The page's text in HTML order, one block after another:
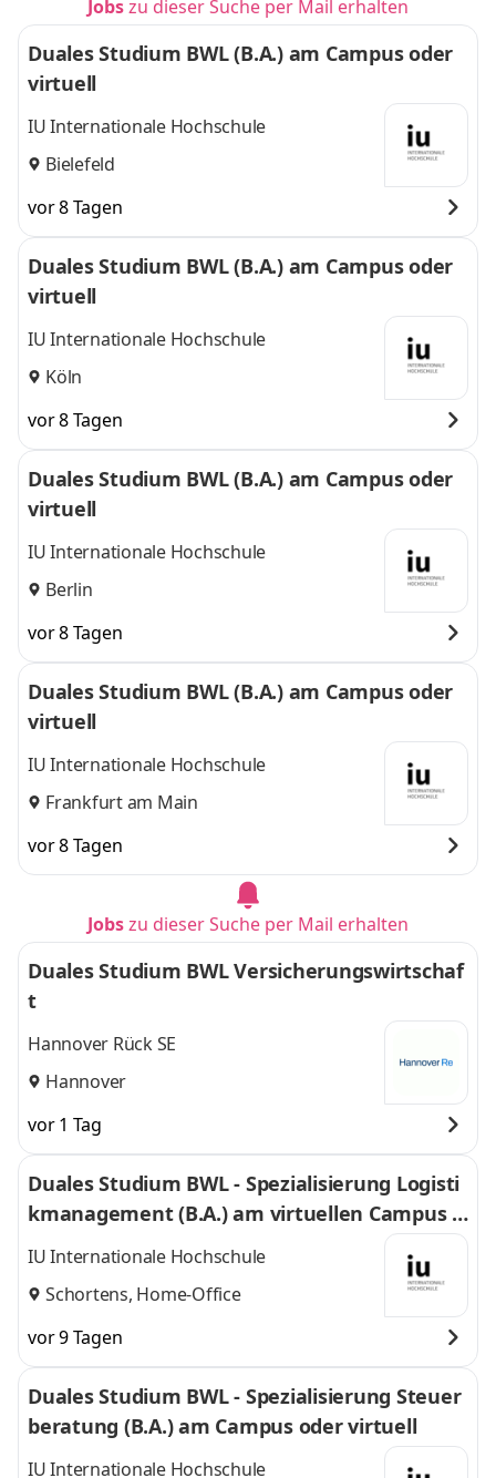
Jobszu dieser Suche per Mail erhalten
Duales Studium BWL (B.A.) am Campus oder
virtuell
IU Internationale Hochschule
Bielefeld
vor 8 Tagen
Duales Studium BWL (B.A.) am Campus oder
virtuell
IU Internationale Hochschule
Köln
vor 8 Tagen
Duales Studium BWL (B.A.) am Campus oder
virtuell
IU Internationale Hochschule
Berlin
vor 8 Tagen
Duales Studium BWL (B.A.) am Campus oder
virtuell
IU Internationale Hochschule
Frankfurt am Main
vor 8 Tagen
Jobszu dieser Suche per Mail erhalten
Duales Studium BWL Versicherungswirtschaf
t
Hannover Rück SE
Hannover
vor 1 Tag
Duales Studium BWL - Spezialisierung Logisti
kmanagement (B.A.) am virtuellen Campus -
Nordfrost GmbH & Co. KG
IU Internationale Hochschule
Schortens, Home-Office
vor 9 Tagen
Duales Studium BWL - Spezialisierung Steuer
beratung (B.A.) am Campus oder virtuell
IU Internationale Hochschule